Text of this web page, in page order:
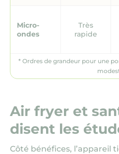
Micro-
ondes
Très
rapide
* Ordres de grandeur pour une
Air fryer et
disent les
Côté bénéfices, l’appareil